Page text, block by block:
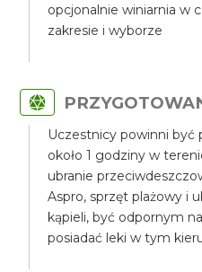
opcjonalnie winiarnia w
zakresie i wyborze
Uczestnicy powinni
około 1 godziny w
ubranie
Aspro, sprzęt plażowy i
kąpieli, być odpornym
posiadać leki w tym